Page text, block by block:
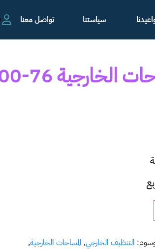
سياستنا تواصل معنا
تنظيف
التنظيف الخارجي, المساحات الخارجية,